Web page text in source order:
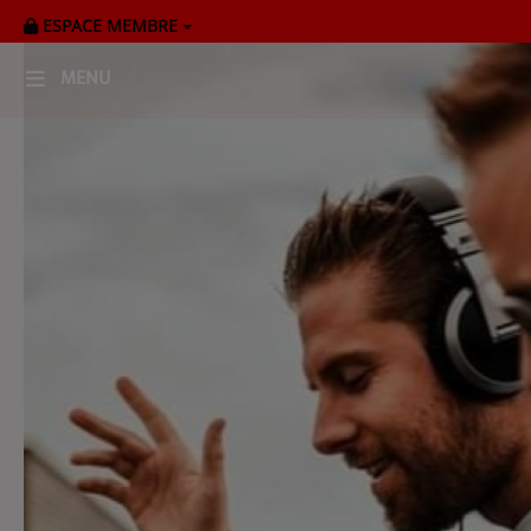
ESPACE MEMBRE
Cultur'Ciné - Jean Meurice
CONCOURS